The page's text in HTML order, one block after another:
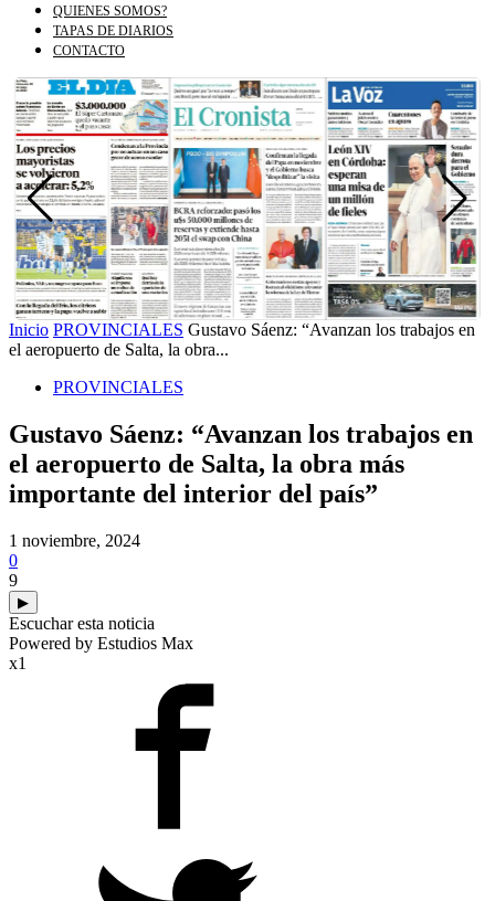
QUIENES SOMOS?
TAPAS DE DIARIOS
CONTACTO
Inicio PROVINCIALES Gustavo Sáenz: “Avanzan los trabajos en
el aeropuerto de Salta, la obra...
PROVINCIALES
Gustavo Sáenz: “Avanzan los trabajos en
el aeropuerto de Salta, la obra más
importante del interior del país”
1 noviembre, 2024
0
9
▶
Escuchar esta noticia
Powered by Estudios Max
x1